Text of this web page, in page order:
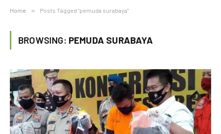
Home » Posts Tagged "pemuda surabaya"
BROWSING: PEMUDA SURABAYA